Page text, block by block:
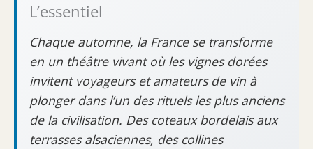
L’essentiel
Chaque automne, la France se transforme
en un théâtre vivant où les vignes dorées
invitent voyageurs et amateurs de vin à
plonger dans l’un des rituels les plus anciens
de la civilisation. Des coteaux bordelais aux
terrasses alsaciennes, des collines